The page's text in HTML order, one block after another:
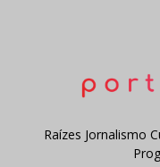
Raízes Jornalismo